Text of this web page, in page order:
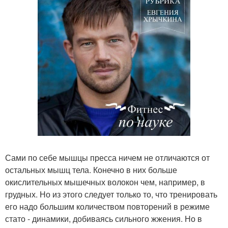
Сами по себе мышцы пресса ничем не отличаются от
остальных мышц тела. Конечно в них больше
окислительных мышечных волокон чем, например, в
грудных. Но из этого следует только то, что тренировать
его надо большим количеством повторений в режиме
стато - динамики, добиваясь сильного жжения. Но в